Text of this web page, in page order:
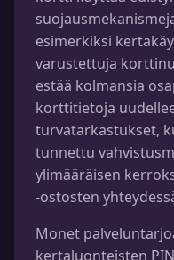
esimerkiksi
varustettuja
estää kolmansia
korttitietoja
turvatarkastukset,
tunnettu
ylimääräisen
-ostosten
Monet
kertaluonteisten